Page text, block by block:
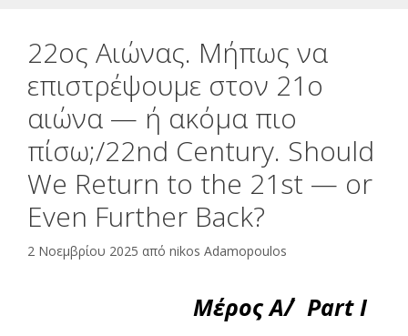
22ος Αιώνας. Μήπως να
επιστρέψουμε στον 21ο
αιώνα — ή ακόμα πιο
πίσω;/22nd Century. Should
We Return to the 21st — or
Even Further Back?
2 Νοεμβρίου 2025 από nikos Adamopoulos
Μέρος Α΄/ Part I